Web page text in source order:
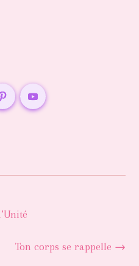
Ton corps se rappelle →